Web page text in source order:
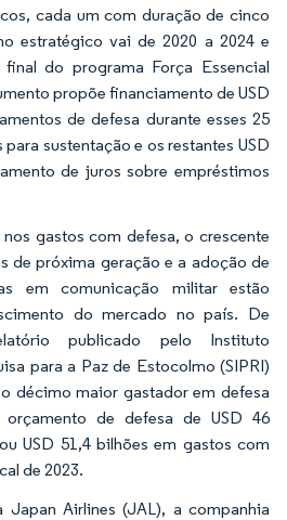
cada um com duração de cinco
estratégico vai de 2020 a 2024 e
do programa Força Essencial
propõe financiamento de USD
de defesa durante esses 25
para sustentação e os restantes USD
de juros sobre empréstimos
gastos com defesa, o crescente
de próxima geração e a adoção de
em comunicação militar estão
do mercado no país. De
publicado pelo Instituto
para a Paz de Estocolmo (SIPRI)
décimo maior gastador em defesa
de defesa de USD 46
USD 51,4 bilhões em gastos com
de 2023.
Japan Airlines (JAL), a companhia